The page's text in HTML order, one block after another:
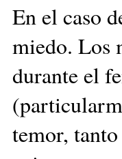
En el caso
miedo. Los
durante el
temor,